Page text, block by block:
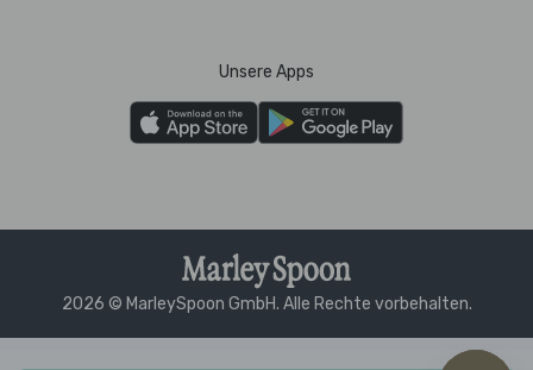
Unsere Apps
2026 © MarleySpoon GmbH. Alle Rechte vorbehalten.